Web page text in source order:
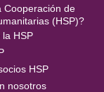
Cooperación de
(HSP)?
HSP
HSP
nosotros